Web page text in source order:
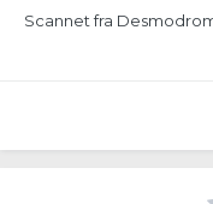
Scannet fra